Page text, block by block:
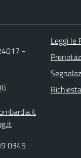
-
0345
Leggi le